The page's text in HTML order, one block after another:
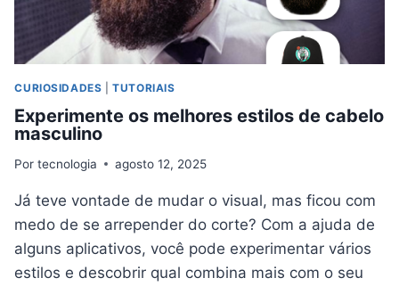
CURIOSIDADES |TUTORIAIS
Experimente os melhores estilos de cabelo
masculino
Por tecnologia agosto 12, 2025
Já teve vontade de mudar o visual, mas ficou com
medo de se arrepender do corte? Com a ajuda de
alguns aplicativos, você pode experimentar vários
estilos e descobrir qual combina mais com o seu